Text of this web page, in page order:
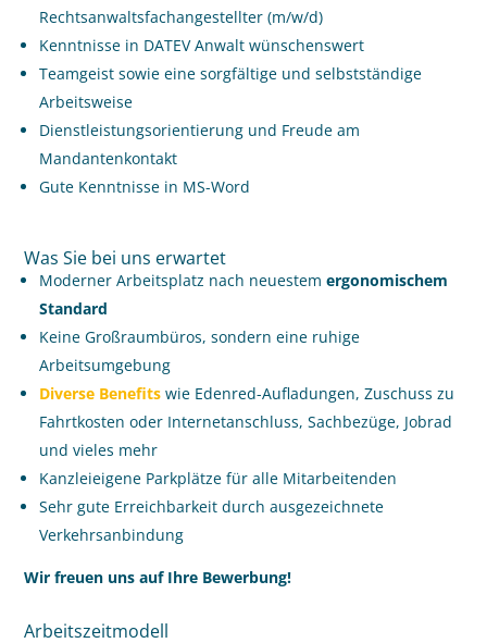
Rechtsanwaltsfachangestellter (m/w/d)
Kenntnisse in DATEV Anwalt wünschenswert
Teamgeist sowie eine sorgfältige und selbstständige
Arbeitsweise
Dienstleistungsorientierung und Freude am
Mandantenkontakt
Gute Kenntnisse in MS-Word
Was Sie bei uns erwartet
Moderner Arbeitsplatz nach neuestemergonomischem
Standard
Keine Großraumbüros, sondern eine ruhige
Arbeitsumgebung
Diverse Benefits wie Edenred-Aufladungen, Zuschuss zu
Fahrtkosten oder Internetanschluss, Sachbezüge, Jobrad
und vieles mehr
Kanzleieigene Parkplätze für alle Mitarbeitenden
Sehr gute Erreichbarkeit durch ausgezeichnete
Verkehrsanbindung
Wir freuen uns auf Ihre Bewerbung!
Arbeitszeitmodell